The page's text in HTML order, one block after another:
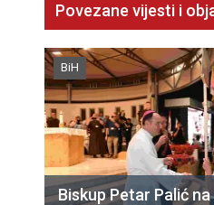
Povezane vijesti i
BiH
Biskup Petar Palić